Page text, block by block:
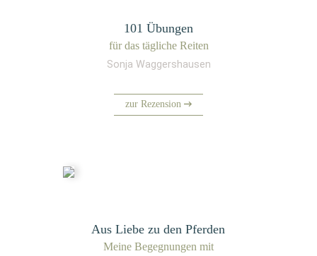
101 Übungen
für das täg­li­che Reiten
Sonja Waggershausen
zur Rezension
Aus Liebe zu den Pferden
Mei­ne Begeg­nun­gen mit